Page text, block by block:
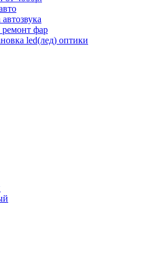
ремонт фар
led(лед) оптики